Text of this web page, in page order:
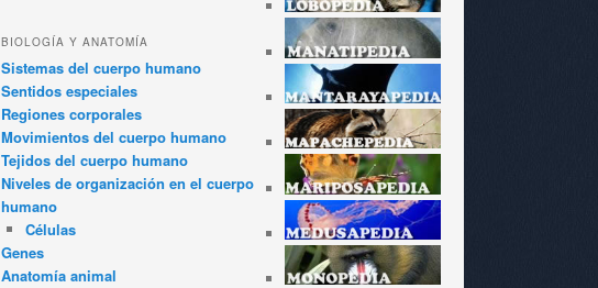
BIOLOGÍA Y ANATOMÍA
Sistemas del cuerpo humano
Sentidos especiales
Regiones corporales
Movimientos del cuerpo humano
Tejidos del cuerpo humano
Niveles de organización en el cuerpo
humano
Células
Genes
Anatomía animal